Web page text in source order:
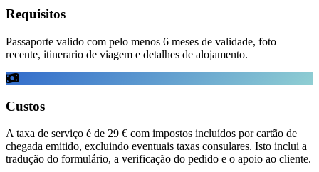
Requisitos
Passaporte valido com pelo menos 6 meses de validade, foto
recente, itinerario de viagem e detalhes de alojamento.
Custos
A taxa de serviço é de 29 € com impostos incluídos por cartão de
chegada emitido, excluindo eventuais taxas consulares. Isto inclui a
tradução do formulário, a verificação do pedido e o apoio ao cliente.